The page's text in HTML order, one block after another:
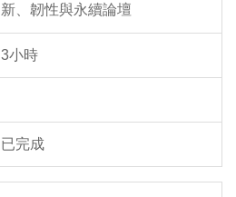
新、韌性與永續論壇
3小時
已完成